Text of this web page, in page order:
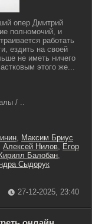
опер Дмитрий
полномочий, и
работать
ездить на своей
не иметь ничего
этого же...
/ ..
, Максим Бриус
Алексей Нилов, Егор
Кирилл Балобан,
Сыдорук
27-12-2025, 23:40